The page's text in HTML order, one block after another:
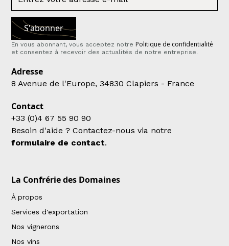
En vous abonnant, vous acceptez notre Politique de confidentialité
et consentez à recevoir des actualités de notre entreprise.
Adresse
8 Avenue de l'Europe, 34830 Clapiers - France
Contact
+33 (0)4 67 55 90 90
Besoin d'aide ? Contactez-nous via notre
formulaire de contact.
La Confrérie des Domaines
À propos
Services d'exportation
Nos vignerons
Nos vins